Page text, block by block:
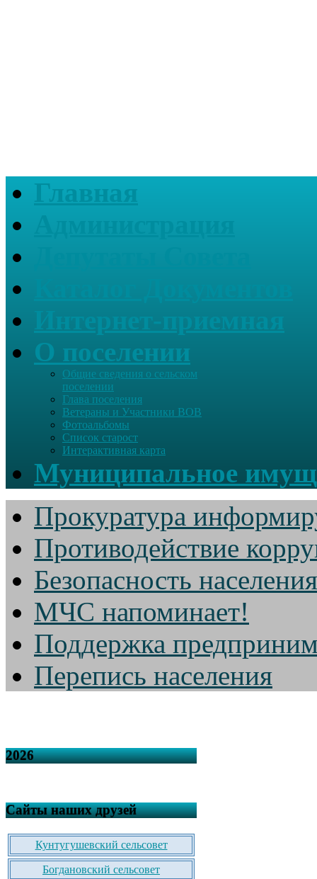
Главная
О поселении
Общие сведения о сельском
поселении
Глава поселения
Ветераны и Участники ВОВ
Фотоальбомы
Список старост
Интерактивная карта
Муниципальное
Прокуратура
Противодействие
Безопасность населения
МЧС напоминает!
Поддержка
Перепись населения
2026
Сайты наших друзей
Кунтугушевский сельсовет
Богдановский сельсовет